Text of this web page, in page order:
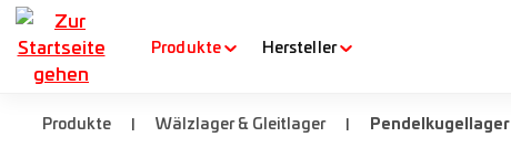
Hauptinhalt springen
Zur Suche springen
Zur Hauptnavigation springen
Produkte Hersteller
Produkte | Wälzlager & Gleitlager | Pendelkugellager